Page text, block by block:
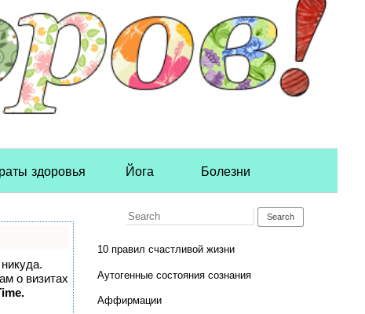
здоровья Йога Болезни
о визитах
Search for:
10 правил счастливой жизни
Аутогенные состояния сознания
Аффирмации